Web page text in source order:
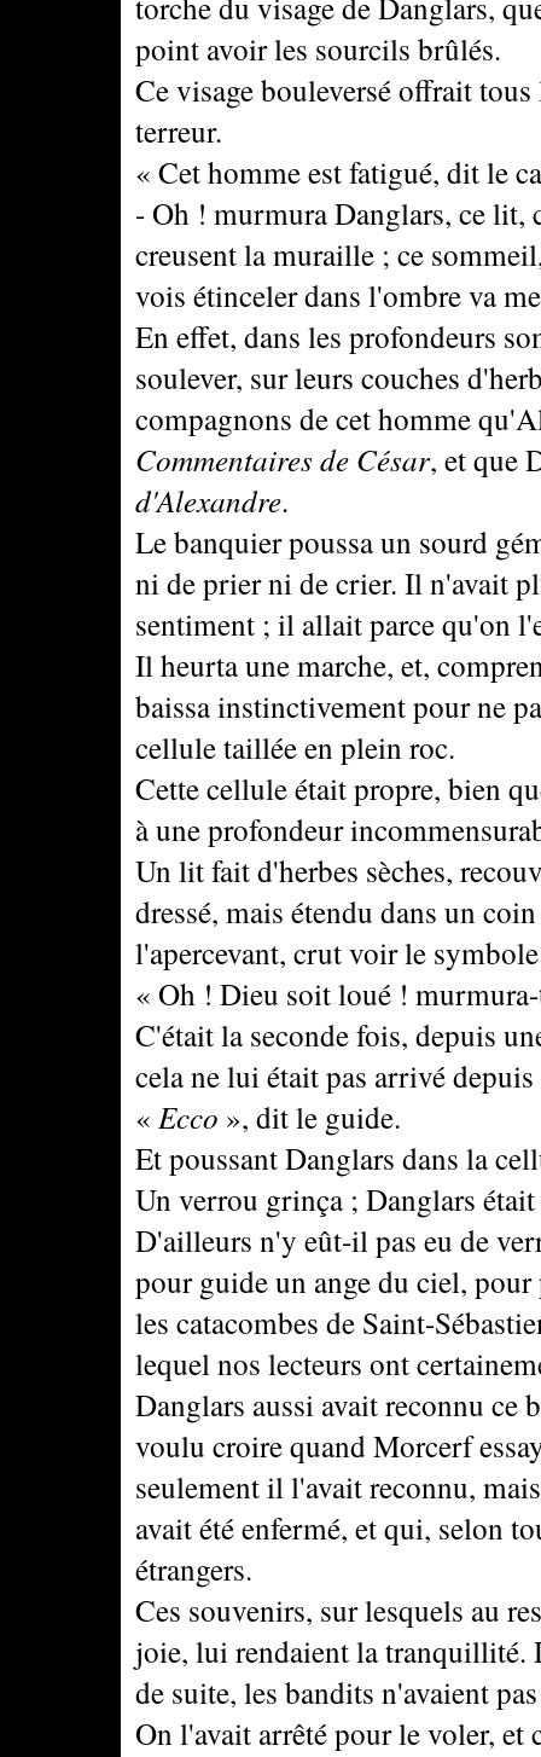
point avoir les sourcils brûlés.
Ce visage bouleversé offrait
terreur.
« Cet homme est fatigué, dit le
- Oh ! murmura Danglars, ce lit,
creusent la muraille ; ce
vois étinceler dans l'ombre va
En effet, dans les profondeurs
soulever, sur leurs couches
compagnons de cet homme
Commentaires de César, et que
d'Alexandre.
Le banquier poussa un sourd
ni de prier ni de crier. Il n'avait
sentiment ; il allait parce qu'on
Il heurta une marche, et,
baissa instinctivement pour ne
cellule taillée en plein roc.
Cette cellule était propre, bien
à une profondeur
Un lit fait d'herbes sèches,
dressé, mais étendu dans un
l'apercevant, crut voir le
« Oh ! Dieu soit loué !
C'était la seconde fois, depuis
cela ne lui était pas arrivé
« Ecco », dit le guide.
Et poussant Danglars dans la
Un verrou grinça ; Danglars
D'ailleurs n'y eût-il pas eu de
pour guide un ange du ciel,
les catacombes de Saint-
lequel nos lecteurs ont
Danglars aussi avait reconnu ce
voulu croire quand Morcerf
seulement il l'avait reconnu,
avait été enfermé, et qui, selon
étrangers.
Ces souvenirs, sur lesquels au
joie, lui rendaient la tranquillité.
de suite, les bandits n'avaient
On l'avait arrêté pour le voler,